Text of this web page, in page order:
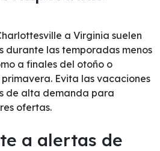
a Virginia suelen
durante las temporadas menos
a finales del otoño o
Evita las vacaciones
de alta demanda para
ofertas.
a alertas de